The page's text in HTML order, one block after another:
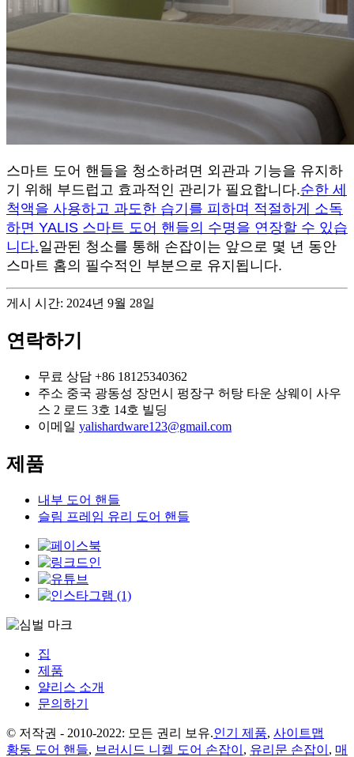
스마트 도어 핸들을 청소하려면 외관과 기능을 유지하
기 위해 부드럽고 효과적인 관리가 필요합니다.순한 세
척액을 사용하고 과도한 습기를 피하며 적절하게 소독
하면 YALIS 스마트 도어 핸들의 수명을 연장할 수 있습
니다.일관된 청소를 통해 손잡이는 앞으로 몇 년 동안
스마트 홈의 필수적인 부분으로 유지됩니다.
게시 시간: 2024년 9월 28일
연락하기
무료 상담 +86 18125340362
주소 중국 광동성 장먼시 펑장구 허탕 타운 상웨이 사우
스 2 로드 3호 14호 빌딩
이메일 yalishardware123@gmail.com
제품
내부 도어 핸들
슬림 프레임 유리 도어 핸들
집
제품
얄리스 소개
문의하기
© 저작권 - 2010-2022: 모든 권리 보유.인기 제품, 사이트맵
황동 도어 핸들, 브러시드 니켈 도어 손잡이 , 유리문 손잡이 , 매